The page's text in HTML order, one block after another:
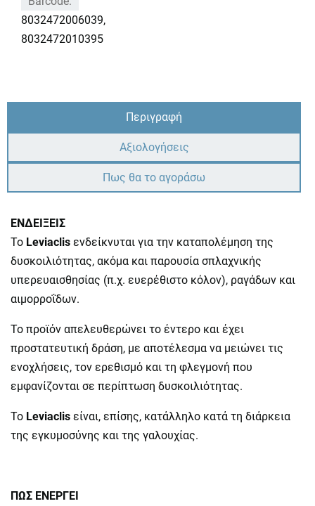
8032472006039,
8032472010395
Περιγραφή
Αξιολογήσεις
Πως θα το αγοράσω
ΕΝΔΕΙΞΕΙΣ
To Leviaclis ενδείκνυται για την καταπολέμηση της
δυσκοιλιότητας, ακόμα και παρουσία σπλαχνικής
υπερευαισθησίας (π.χ. ευερέθιστο κόλον), ραγάδων και
αιμορροΐδων.
Το προϊόν απελευθερώνει το έντερο και έχει
προστατευτική δράση, με αποτέλεσμα να μειώνει τις
ενοχλήσεις, τον ερεθισμό και τη φλεγμονή που
εμφανίζονται σε περίπτωση δυσκοιλιότητας.
To Leviaclis είναι, επίσης, κατάλληλο κατά τη διάρκεια
της εγκυμοσύνης και της γαλουχίας.
ΠΩΣ ΕΝΕΡΓΕΙ​